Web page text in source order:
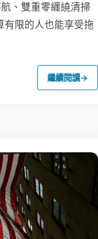
、雙重零纏繞清掃
有限的人也能享受拖
繼續閱讀→